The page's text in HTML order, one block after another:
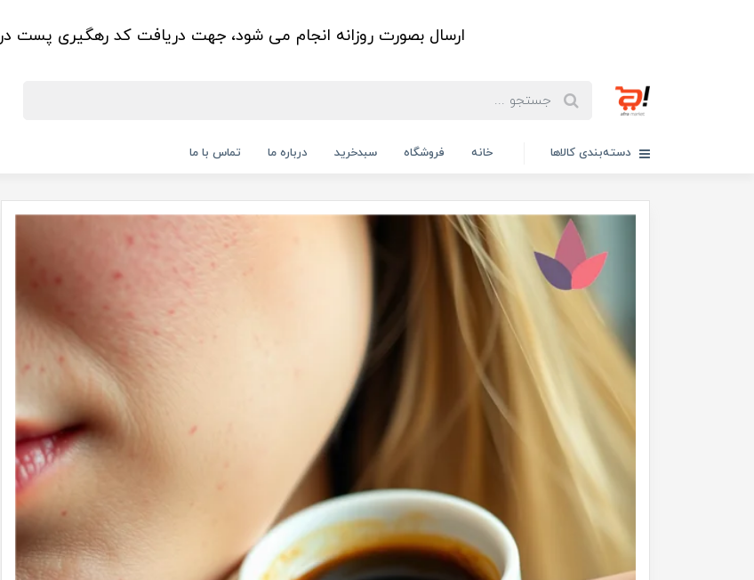
ارسال بصورت روزانه انجام می شود، جهت دریافت کد رهگیری پست در
دسته‌بندی کالاها خانه فروشگاه سبدخرید درباره ما تماس با ما